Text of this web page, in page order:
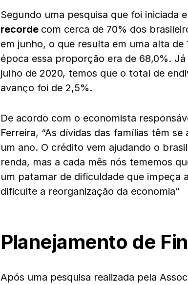
Segundo uma pesquisa que foi iniciada
recorde com cerca de 70% dos
em junho, o que resulta em uma alta de
época essa proporção era de 68,0%.
julho de 2020, temos que o total de
avanço foi de 2,5%.
De acordo com o economista
Ferreira, “As dívidas das famílias têm
um ano. O crédito vem ajudando o
renda, mas a cada mês nós tememos
um patamar de dificuldade que impeça
dificulte a reorganização da economia”
Planejamento de
Após uma pesquisa realizada pela